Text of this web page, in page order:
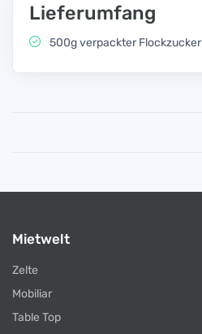
Lieferumfang
500g verpackter Flockzucker
Mietwelt
Zelte
Mobiliar
Table Top